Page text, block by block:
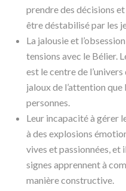
prendre des décisions
être déstabilisé par les
La jalousie et
tensions avec le Bélier.
est le centre de
jaloux de l’attention que
personnes.
Leur incapacité à gérer
à des explosions
vives et passionnées, et
signes apprennent à
manière constructive.